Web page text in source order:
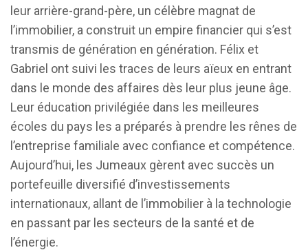
leur arrière-grand-père, un célèbre magnat de
l’immobilier, a construit un empire financier qui s’est
transmis de génération en génération. Félix et
Gabriel ont suivi les traces de leurs aïeux en entrant
dans le monde des affaires dès leur plus jeune âge.
Leur éducation privilégiée dans les meilleures
écoles du pays les a préparés à prendre les rênes de
l’entreprise familiale avec confiance et compétence.
Aujourd’hui, les Jumeaux gèrent avec succès un
portefeuille diversifié d’investissements
internationaux, allant de l’immobilier à la technologie
en passant par les secteurs de la santé et de
l’énergie.